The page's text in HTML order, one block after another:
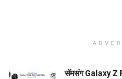
सॅमसंग Galaxy Z